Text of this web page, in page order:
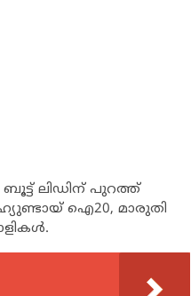
ലിഡിന് പുറത്ത്
ഐ20, മാരുതി